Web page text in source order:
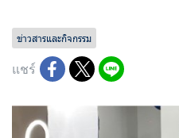
ข่าวสารและกิจกรรม
แชร์